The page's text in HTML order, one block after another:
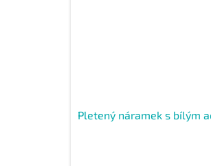
Pletený náramek s bílým